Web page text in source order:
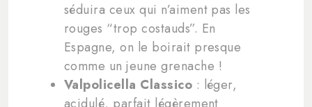
séduira ceux qui n’aiment pas les
rouges “trop costauds”. En
Espagne, on le boirait presque
comme un jeune grenache !
Valpolicella Classico : léger,